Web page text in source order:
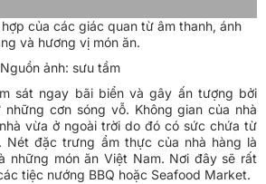
của các giác quan từ âm thanh, ánh
và hương vị món ăn.
Nguồn ảnh: sưu tầm
sát ngay bãi biển và gây ấn tượng bởi
cơn sóng vỗ. Không gian của nhà
vừa ở ngoài trời do đó có sức chứa từ
Nét đặc trưng ẩm thực của nhà hàng là
những món ăn Việt Nam. Nơi đây sẽ rất
tiệc nướng BBQ hoặc Seafood Market.